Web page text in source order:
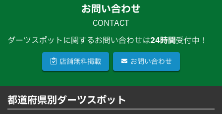
お問い合わせ
CONTACT
ダーツスポットに関するお問い合わせは24時間受付中！
店舗無料掲載 お問い合わせ
都道府県別ダーツスポット